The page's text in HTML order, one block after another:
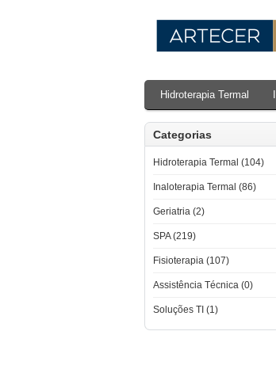
Hidroterapia Termal
Categorias
Hidroterapia Termal (104)
Inaloterapia Termal (86)
Geriatria (2)
SPA (219)
Fisioterapia (107)
Assistência Técnica (0)
Soluções TI (1)